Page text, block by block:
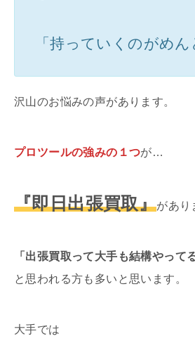
「持っていくのがめん
沢山のお悩みの声があります。
プロツールの強みの１つが…
『即日出張買取』があり
「出張買取って大手も結構やって
と思われる方も多いと思います。
大手では